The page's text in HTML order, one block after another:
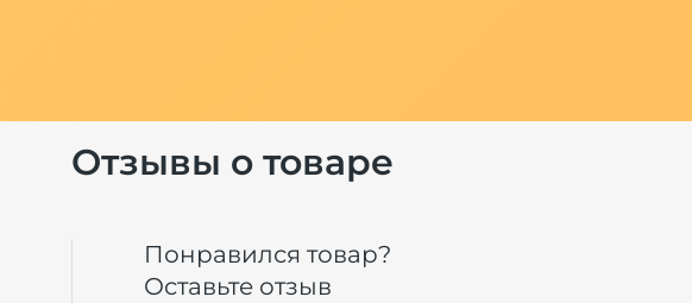
Отзывы о товаре
Понравился товар?
Оставьте отзыв